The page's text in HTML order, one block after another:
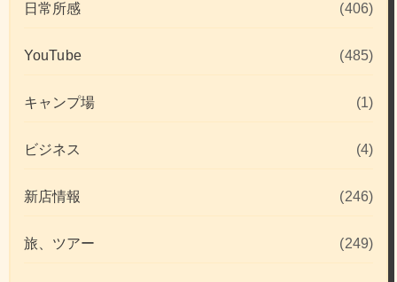
日常所感 (406)
YouTube (485)
キャンプ場 (1)
ビジネス (4)
新店情報 (246)
旅、ツアー (249)